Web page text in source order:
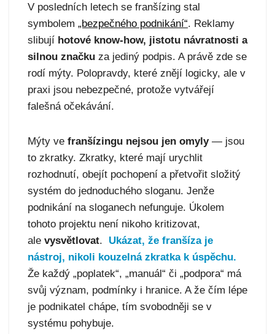
V posledních letech se franšízing stal
symbolem „bezpečného podnikání“. Reklamy
slibují hotové know-how, jistotu návratnosti a
silnou značku za jediný podpis. A právě zde se
rodí mýty. Polopravdy, které znějí logicky, ale v
praxi jsou nebezpečné, protože vytvářejí
falešná očekávání.
Mýty ve franšízingu nejsou jen omyly — jsou
to zkratky. Zkratky, které mají urychlit
rozhodnutí, obejít pochopení a přetvořit složitý
systém do jednoduchého sloganu. Jenže
podnikání na sloganech nefunguje. Úkolem
tohoto projektu není nikoho kritizovat,
ale vysvětlovat.
Ukázat, že franšíza je
nástroj, nikoli kouzelná zkratka k úspěchu.
Že každý „poplatek“, „manuál“ či „podpora“ má
svůj význam, podmínky i hranice. A že čím lépe
je podnikatel chápe, tím svobodněji se v
systému pohybuje.